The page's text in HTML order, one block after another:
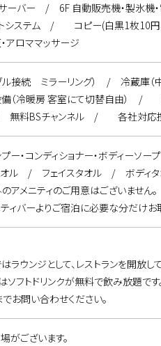
サーバー / 6F 自動販売機・製氷
トシステム / コピー(白黒1枚10円
ロママッサージ
ル接続 ミラーリング） / 冷蔵庫（
（冷暖房 客室にて切替自由
無料BSチャンネル / 各社対応
ンプー・コンディショナー・ボデ
ル / フェイスタオル / ボディ
メニティのご用意はございません。
ィバーよりご宿泊に必要な分だけお
ウンジとして、レストランを開放し
フトドリンクが無料で飲み放題です
お問い合わせください。
がございます。